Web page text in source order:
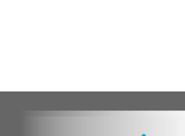
Oskarina Rosso.